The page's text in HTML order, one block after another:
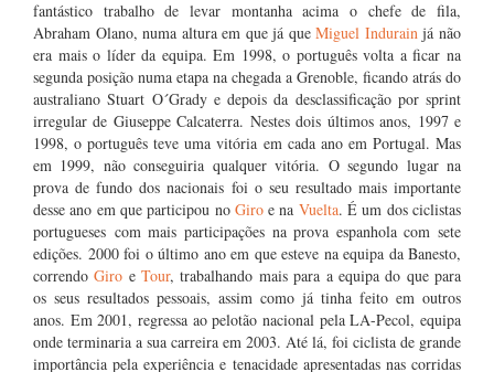
fantástico trabalho de levar montanha acima o chefe de fila,
Abraham Olano, numa altura em que já queMiguel Indurainjá não
era mais o líder da equipa. Em 1998, o português volta a ficar na
segunda posição numa etapa na chegada a Grenoble, ficando atrás do
australiano Stuart O´Grady e depois da desclassificação por sprint
irregular de Giuseppe Calcaterra. Nestes dois últimos anos, 1997 e
1998, o português teve uma vitória em cada ano em Portugal. Mas
em 1999, não conseguiria qualquer vitória. O segundo lugar na
prova de fundo dos nacionais foi o seu resultado mais importante
desse ano em que participou no Giroe na Vuelta. É um dos ciclistas
portugueses com mais participações na prova espanhola com sete
edições. 2000 foi o último ano em que esteve na equipa da Banesto,
correndoGiro eTour, trabalhando mais para a equipa do que para
os seus resultados pessoais, assim como já tinha feito em outros
anos. Em 2001, regressa ao pelotão nacional pela LA-Pecol, equipa
onde terminaria a sua carreira em 2003. Até lá, foi ciclista de grande
importância pela experiência e tenacidade apresentadas nas corridas